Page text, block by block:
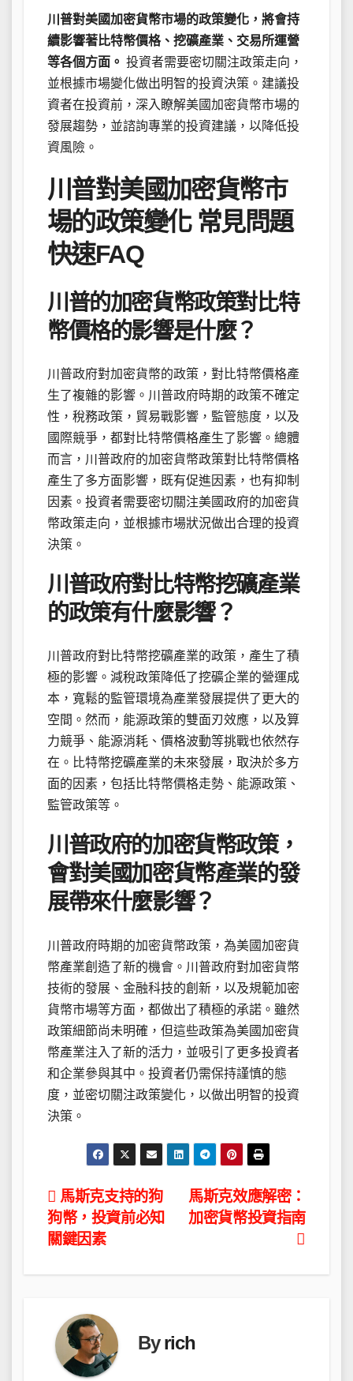
川普對美國加密貨幣市場的政策變化，將會持
續影響著比特幣價格、挖礦產業、交易所運營
等各個方面。 投資者需要密切關注政策走向，
並根據市場變化做出明智的投資決策。建議投
資者在投資前，深入瞭解美國加密貨幣市場的
發展趨勢，並諮詢專業的投資建議，以降低投
資風險。
川普對美國加密貨幣市
場的政策變化 常見問題
快速FAQ
川普的加密貨幣政策對比特
幣價格的影響是什麼？
川普政府對加密貨幣的政策，對比特幣價格產
生了複雜的影響。川普政府時期的政策不確定
性，稅務政策，貿易戰影響，監管態度，以及
國際競爭，都對比特幣價格產生了影響。總體
而言，川普政府的加密貨幣政策對比特幣價格
產生了多方面影響，既有促進因素，也有抑制
因素。投資者需要密切關注美國政府的加密貨
幣政策走向，並根據市場狀況做出合理的投資
決策。
川普政府對比特幣挖礦產業
的政策有什麼影響？
川普政府對比特幣挖礦產業的政策，產生了積
極的影響。減稅政策降低了挖礦企業的營運成
本，寬鬆的監管環境為產業發展提供了更大的
空間。然而，能源政策的雙面刃效應，以及算
力競爭、能源消耗、價格波動等挑戰也依然存
在。比特幣挖礦產業的未來發展，取決於多方
面的因素，包括比特幣價格走勢、能源政策、
監管政策等。
川普政府的加密貨幣政策，
會對美國加密貨幣產業的發
展帶來什麼影響？
川普政府時期的加密貨幣政策，為美國加密貨
幣產業創造了新的機會。川普政府對加密貨幣
技術的發展、金融科技的創新，以及規範加密
貨幣市場等方面，都做出了積極的承諾。雖然
政策細節尚未明確，但這些政策為美國加密貨
幣產業注入了新的活力，並吸引了更多投資者
和企業參與其中。投資者仍需保持謹慎的態
度，並密切關注政策變化，以做出明智的投資
決策。
文
章
馬斯克效應解密：
加密貨幣投資指南
馬斯克支持的狗
狗幣，投資前必知
關鍵因素
Byrich